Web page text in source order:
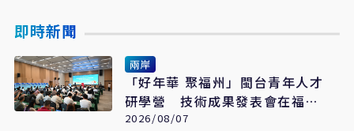
即時新聞
兩岸
「好年華 聚福州」閩台青年人才
研學營 技術成果發表會在福州
舉辦
2026/08/07